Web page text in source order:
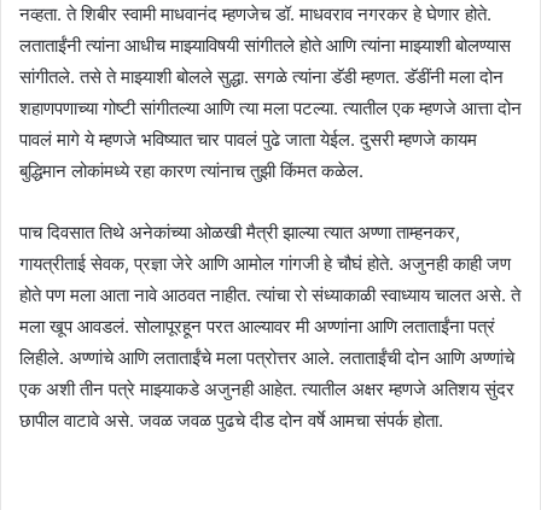
नव्हता. ते शिबीर स्वामी माधवानंद म्हणजेच डॉ. माधवराव नगरकर हे घेणार होते.
लताताईंनी त्यांना आधीच माझ्याविषयी सांगीतले होते आणि त्यांना माझ्याशी बोलण्यास
सांगीतले. तसे ते माझ्याशी बोलले सुद्धा. सगळे त्यांना डॅडी म्हणत. डॅडींनी मला दोन
शहाणपणाच्या गोष्टी सांगीतल्या आणि त्या मला पटल्या. त्यातील एक म्हणजे आत्ता दोन
पावलं मागे ये म्हणजे भविष्यात चार पावलं पुढे जाता येईल. दुसरी म्हणजे कायम
बुद्धिमान लोकांमध्ये रहा कारण त्यांनाच तुझी किंमत कळेल.
पाच दिवसात तिथे अनेकांच्या ओळखी मैत्री झाल्या त्यात अण्णा ताम्हनकर,
गायत्रीताई सेवक, प्रज्ञा जेरे आणि आमोल गांगजी हे चौघं होते. अजुनही काही जण
होते पण मला आता नावे आठवत नाहीत. त्यांचा रो संध्याकाळी स्वाध्याय चालत असे. ते
मला खूप आवडलं. सोलापूरहून परत आल्यावर मी अण्णांना आणि लताताईंना पत्रं
लिहीले. अण्णांचे आणि लताताईंचे मला पत्रोत्तर आले. लताताईंची दोन आणि अण्णांचे
एक अशी तीन पत्रे माझ्याकडे अजुनही आहेत. त्यातील अक्षर म्हणजे अतिशय सुंदर
छापील वाटावे असे. जवळ जवळ पुढचे दीड दोन वर्षे आमचा संपर्क होता.